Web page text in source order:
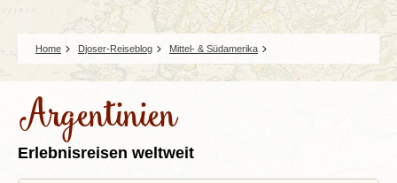
Home Djoser-Reiseblog Mittel- & Südamerika
Argentinien
Erlebnisreisen weltweit